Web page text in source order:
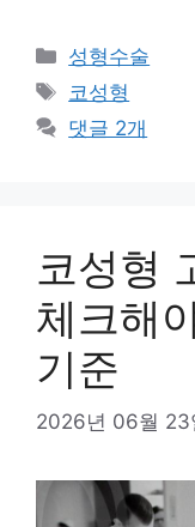
카
테
리
성형수술
태
그
코성형
댓글 2개
코성형
체크해
기준
2026년 06월 23